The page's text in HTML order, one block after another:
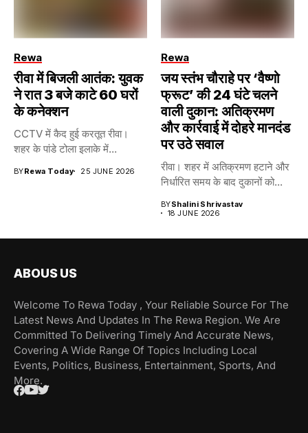
Rewa
रीवा में बिजली आतंक: युवक
ने रात 3 बजे काटे 60 घरों
के कनेक्शन
CCTV में कैद हुई करतूत रीवा।
शहर के पांडे टोला इलाके में...
BYRewa Today 25 JUNE 2026
Rewa
जय स्तंभ चौराहे पर ‘वैष्णो
फ्रूट’ की 24 घंटे चलने
वाली दुकान: अतिक्रमण
और कार्रवाई में दोहरे मानदंड
पर उठे सवाल
रीवा। शहर में अतिक्रमण हटाने और
निर्धारित समय के बाद दुकानों को...
BYShalini Shrivastav
18 JUNE 2026
ABOUS US
Welcome To Rewa Today , Your Reliable Source For The
Latest News And Updates In The Rewa Region. We Are
Committed To Delivering Timely And Accurate News,
Covering A Wide Range Of Topics Including Local
Events, Politics, Business, Entertainment, Sports, And
More.